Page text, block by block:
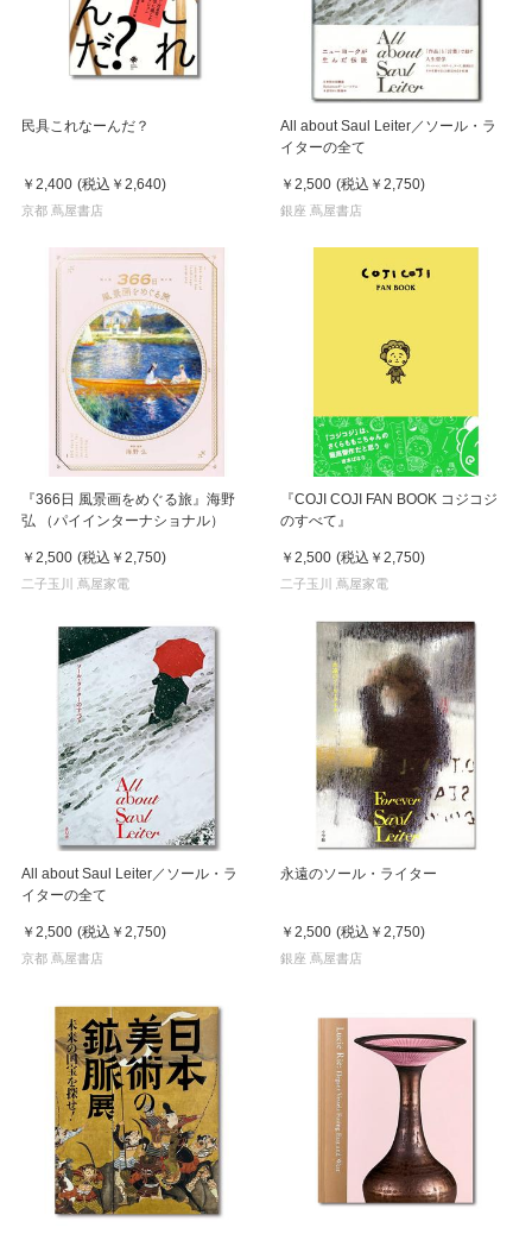
民具これなーんだ？
￥2,400 (税込 ￥2,640)
京都 蔦屋書店
All about Saul Leiter／ソール・ラ
イターの全て
￥2,500 (税込 ￥2,750)
銀座 蔦屋書店
『366日 風景画をめぐる旅』海野
弘 （パイインターナショナル）
￥2,500 (税込 ￥2,750)
二子玉川 蔦屋家電
『COJI COJI FAN BOOK コジコジ
のすべて』
￥2,500 (税込 ￥2,750)
二子玉川 蔦屋家電
All about Saul Leiter／ソール・ラ
イターの全て
￥2,500 (税込 ￥2,750)
京都 蔦屋書店
永遠のソール・ライター
￥2,500 (税込 ￥2,750)
銀座 蔦屋書店